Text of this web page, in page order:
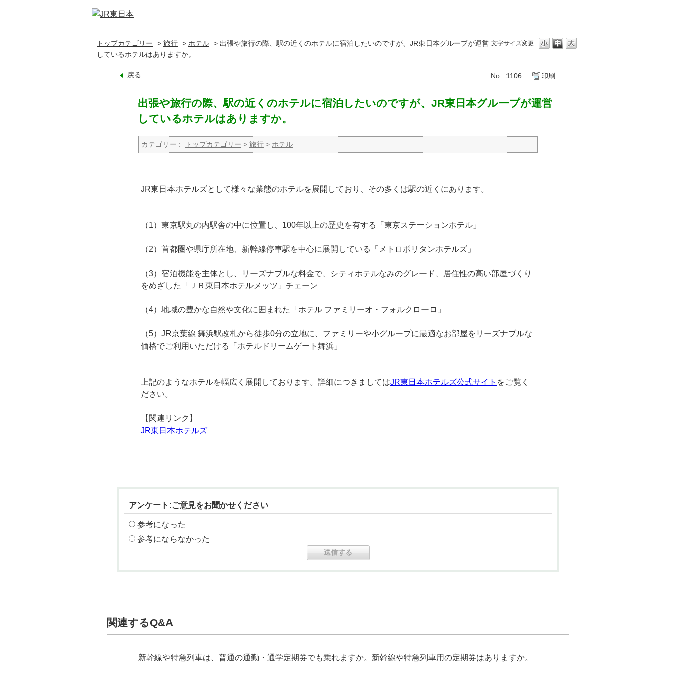
文字サイズ変更
トップカテゴリー > 旅行 > ホテル > 出張や旅行の際、駅の近くのホテルに宿泊したいのですが、JR東日本グループが運営
しているホテルはありますか。
戻る No : 1106 印刷
出張や旅行の際、駅の近くのホテルに宿泊したいのですが、JR東日本グループが運営
しているホテルはありますか。
カテゴリー : トップカテゴリー > 旅行 > ホテル
JR東日本ホテルズとして様々な業態のホテルを展開しており、その多くは駅の近くにあります。
（1）東京駅丸の内駅舎の中に位置し、100年以上の歴史を有する「東京ステーションホテル」
（2）首都圏や県庁所在地、新幹線停車駅を中心に展開している「メトロポリタンホテルズ」
（3）宿泊機能を主体とし、リーズナブルな料金で、シティホテルなみのグレード、居住性の高い部屋づくり
をめざした「ＪＲ東日本ホテルメッツ」チェーン
（4）地域の豊かな自然や文化に囲まれた「ホテル ファミリーオ・フォルクローロ」
（5）JR京葉線 舞浜駅改札から徒歩0分の立地に、ファミリーや小グループに最適なお部屋をリーズナブルな
価格でご利用いただける「ホテルドリームゲート舞浜」
上記のようなホテルを幅広く展開しております。詳細につきましてはJR東日本ホテルズ公式サイト をご覧く
ださい。
【関連リンク】
JR東日本ホテルズ
アンケート:ご意見をお聞かせください
参考になった
参考にならなかった
関連するQ&A
新幹線や特急列車は、普通の通勤・通学定期券でも乗れますか。新幹線や特急列車用の定期券はありますか。